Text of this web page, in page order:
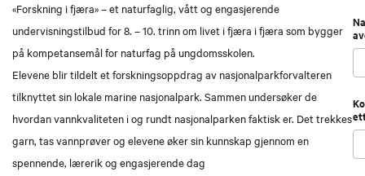
«Forskning i fjæra» – et naturfaglig, vått og engasjerende
undervisningstilbud for 8. – 10. trinn om livet i fjæra i fjæra som bygger
på kompetansemål for naturfag på ungdomsskolen.
Elevene blir tildelt et forskningsoppdrag av nasjonalparkforvalteren
tilknyttet sin lokale marine nasjonalpark. Sammen undersøker de
hvordan vannkvaliteten i og rundt nasjonalparken faktisk er. Det trekkes
garn, tas vannprøver og elevene øker sin kunnskap gjennom en
spennende, lærerik og engasjerende dag